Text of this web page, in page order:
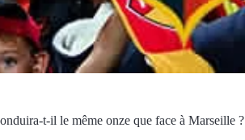
t-il le même onze que face à Marseille ?